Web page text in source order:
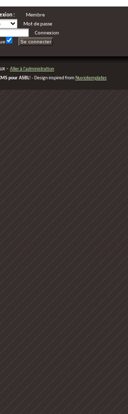
:
Membre
Mot de passe
Connexion
- Aller à l'administration
pour ASBL! - Design inspired from Nuviotemplates